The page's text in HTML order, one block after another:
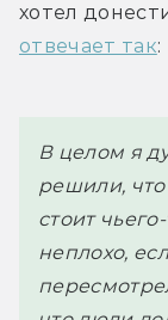
хотел
отвечает так:
В целом я
решили,
стоит
неплохо,